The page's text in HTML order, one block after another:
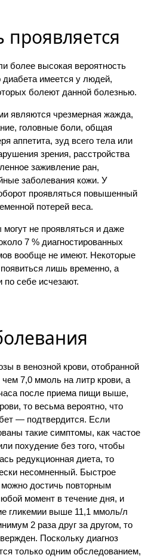
проявляется
более высокая вероятность
диабета имеется у людей,
болеют данной болезнью.
являются чрезмерная жажда,
головные боли, общая
аппетита, зуд всего тела или
зрения, расстройства
заживление ран,
заболевания кожи. У
проявляться повышенный
потерей веса.
не проявляться и даже
7 % диагностированных
вообще не имеют. Некоторые
лишь временно, а
себе исчезают.
в венозной крови, отобранной
7,0 ммоль на литр крови, а
после приема пищи выше,
то весьма вероятно, что
— подтвердится. Если
такие симптомы, как частое
похудение без того, чтобы
редукционная диета, то
несомненный. Быстрое
достичь повторным
момент в течение дня, и
гликемии выше 11,1 ммоль/л
2 раза друг за другом, то
Поскольку диагноз
только одним обследованием,